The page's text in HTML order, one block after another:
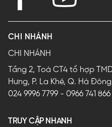
CHI NHÁNH
CHI NHÁNH
Tầng 2, Toà CT4 tổ hợp
Hưng, P. La Khê, Q. Hà
024 9996 7799 - 0966 741 866
TRUY CẬP NHANH